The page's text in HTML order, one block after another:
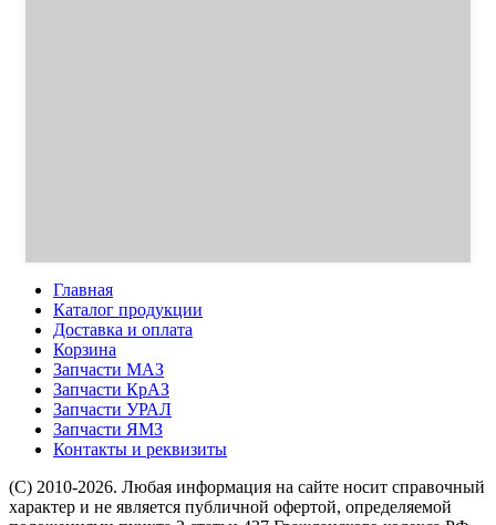
Главная
Каталог продукции
Доставка и оплата
Корзина
Запчасти МАЗ
Запчасти КрАЗ
Запчасти УРАЛ
Запчасти ЯМЗ
Контакты и реквизиты
(C) 2010-2026. Любая информация на сайте носит справочный
характер и не является публичной офертой, определяемой